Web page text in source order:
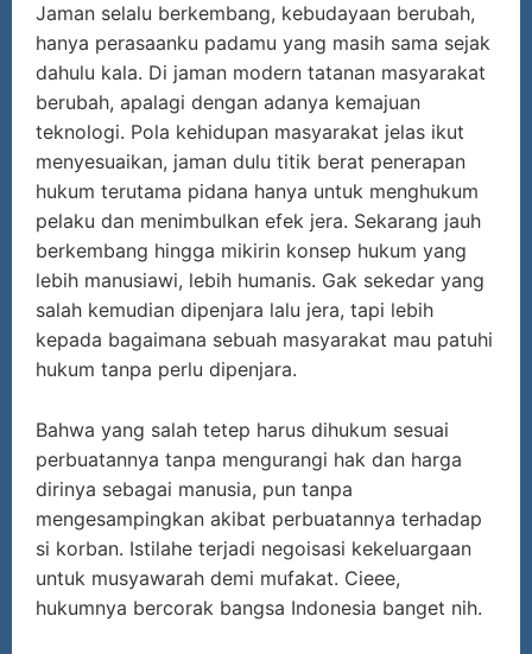
Jaman selalu berkembang, kebudayaan berubah,
hanya perasaanku padamu yang masih sama sejak
dahulu kala. Di jaman modern tatanan masyarakat
berubah, apalagi dengan adanya kemajuan
teknologi. Pola kehidupan masyarakat jelas ikut
menyesuaikan, jaman dulu titik berat penerapan
hukum terutama pidana hanya untuk menghukum
pelaku dan menimbulkan efek jera. Sekarang jauh
berkembang hingga mikirin konsep hukum yang
lebih manusiawi, lebih humanis. Gak sekedar yang
salah kemudian dipenjara lalu jera, tapi lebih
kepada bagaimana sebuah masyarakat mau patuhi
hukum tanpa perlu dipenjara.
Bahwa yang salah tetep harus dihukum sesuai
perbuatannya tanpa mengurangi hak dan harga
dirinya sebagai manusia, pun tanpa
mengesampingkan akibat perbuatannya terhadap
si korban. Istilahe terjadi negoisasi kekeluargaan
untuk musyawarah demi mufakat. Cieee,
hukumnya bercorak bangsa Indonesia banget nih.